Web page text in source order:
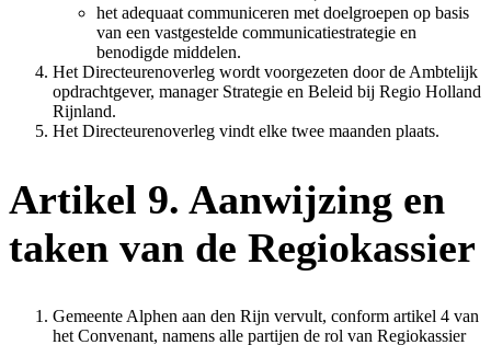
het adequaat communiceren met doelgroepen op basis
van een vastgestelde communicatiestrategie en
benodigde middelen.
Het Directeurenoverleg wordt voorgezeten door de Ambtelijk
opdrachtgever, manager Strategie en Beleid bij Regio Holland
Rijnland.
Het Directeurenoverleg vindt elke twee maanden plaats.
Artikel 9. Aanwijzing en
taken van de Regiokassier
Gemeente Alphen aan den Rijn vervult, conform artikel 4 van
het Convenant, namens alle partijen de rol van Regiokassier